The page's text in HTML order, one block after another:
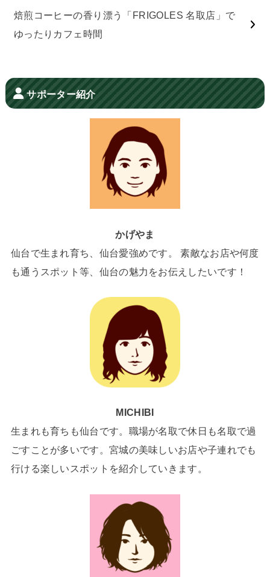
焙煎コーヒーの香り漂う「FRIGOLES 名取店」で
ゆったりカフェ時間
サポーター紹介
かげやま
仙台で生まれ育ち、仙台愛強めです。 素敵なお店や何度
も通うスポット等、仙台の魅力をお伝えしたいです！
MICHIBI
生まれも育ちも仙台です。職場が名取で休日も名取で過
ごすことが多いです。宮城の美味しいお店や子連れでも
行ける楽しいスポットを紹介していきます。